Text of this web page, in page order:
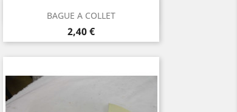
BAGUE A COLLET
Prix
2,40 €
Aperçu rapide